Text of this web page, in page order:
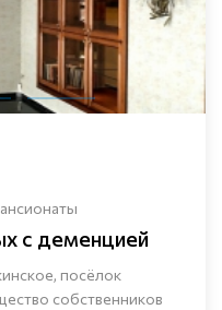
с деменцией
посёлок
собственников